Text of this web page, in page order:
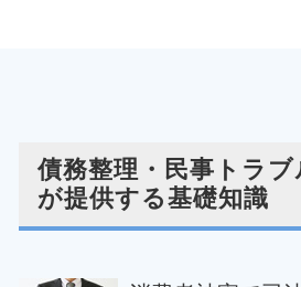
債務整理・民事トラ
が提供する基礎知識